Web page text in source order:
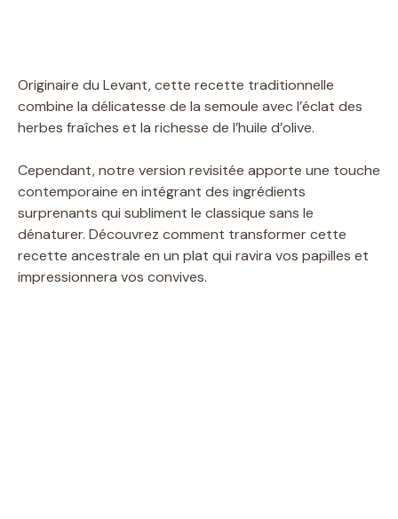
Originaire du Levant, cette recette traditionnelle
combine la délicatesse de la semoule avec l’éclat des
herbes fraîches et la richesse de l’huile d’olive.
Cependant, notre version revisitée apporte une touche
contemporaine en intégrant des ingrédients
surprenants qui subliment le classique sans le
dénaturer. Découvrez comment transformer cette
recette ancestrale en un plat qui ravira vos papilles et
impressionnera vos convives.